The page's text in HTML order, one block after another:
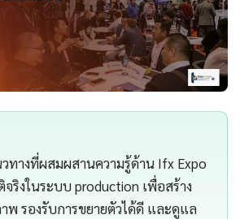
ทางที่ผสมผสานความรู้ด้าน Ifx Expo
ริงในระบบ production เพื่อสร้าง
พ รองรับการขยายตัวได้ดี และดูแล